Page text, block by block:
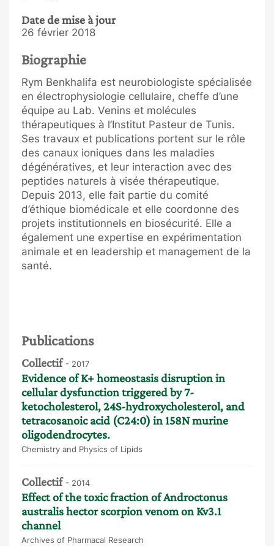
Date de mise à jour
26 février 2018
Biographie
Rym Benkhalifa est neurobiologiste spécialisée
en électrophysiologie cellulaire, cheffe d’une
équipe au Lab. Venins et molécules
thérapeutiques à l’Institut Pasteur de Tunis.
Ses travaux et publications portent sur le rôle
des canaux ioniques dans les maladies
dégénératives, et leur interaction avec des
peptides naturels à visée thérapeutique.
Depuis 2013, elle fait partie du comité
d’éthique biomédicale et elle coordonne des
projets institutionnels en biosécurité. Elle a
également une expertise en expérimentation
animale et en leadership et management de la
santé.
Publications
Collectif - 2017
Evidence of K+ homeostasis disruption in
cellular dysfunction triggered by 7-
ketocholesterol, 24S-hydroxycholesterol, and
tetracosanoic acid (C24:0) in 158N murine
oligodendrocytes.
Chemistry and Physics of Lipids
Collectif - 2014
Effect of the toxic fraction of Androctonus
australis hector scorpion venom on Kv3.1
channel
Archives of Pharmacal Research